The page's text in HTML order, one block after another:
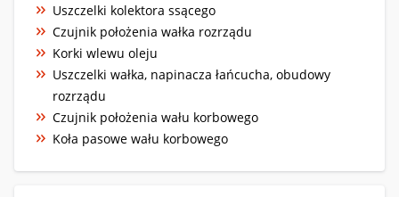
Uszczelki kolektora ssącego
Czujnik położenia wałka rozrządu
Korki wlewu oleju
Uszczelki wałka, napinacza łańcucha, obudowy
rozrządu
Czujnik położenia wału korbowego
Koła pasowe wału korbowego